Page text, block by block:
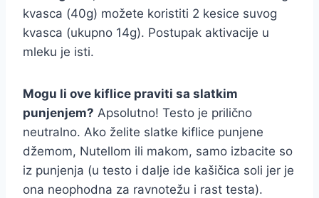
kvasca (40g) možete koristiti 2 kesice suvog
kvasca (ukupno 14g). Postupak aktivacije u
mleku je isti.
Mogu li ove kiflice praviti sa slatkim
punjenjem? Apsolutno! Testo je prilično
neutralno. Ako želite slatke kiflice punjene
džemom, Nutellom ili makom, samo izbacite so
iz punjenja (u testo i dalje ide kašičica soli jer je
ona neophodna za ravnotežu i rast testa).